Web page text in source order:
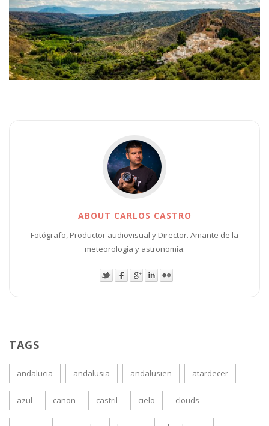
ABOUT CARLOS CASTRO
Fotógrafo, Productor audiovisual y Director. Amante de la
meteorología y astronomía.
TAGS
andalucia andalusia andalusien atardecer
azul canon castril cielo clouds